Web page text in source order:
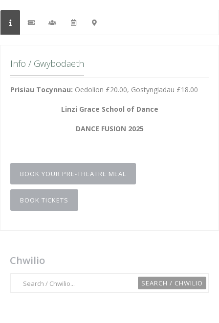
Info / Gwybodaeth
Prisiau Tocynnau: Oedolion £20.00, Gostyngiadau £18.00
Linzi Grace School of Dance
DANCE FUSION 2025
BOOK YOUR PRE-THEATRE MEAL
BOOK TICKETS
Chwilio